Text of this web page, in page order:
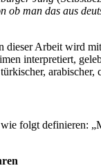
man das aus
Arbeit wird
interpretiert,
folgt definieren: